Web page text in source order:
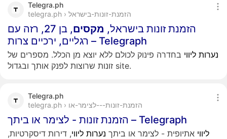
Telegra.ph
telegra.ph › הזמנת-זונות-בישראל
הזמנת זונות בישראל, מקסים
, בן 27, רזה עם
רגליים, ירכיים צרות – Telegraph
נערות ליווי בחדרה פינוק לכולם ללא יוצא מן הכלל. מספרים של
זונות שרוצות לפנק אותך ובגדול site.
Telegra.ph
telegra.ph › הזמנת-זונות---לצימר-או
הזמנת זונות - לצימר או ביתך – Telegraph
ליווי אתיופית - לצימר או ביתך נערות ליווי, דירות דיסקרטיות,